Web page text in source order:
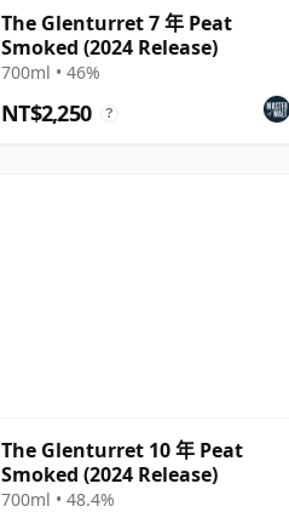
The Glenturret 7 年 Peat
Smoked (2024 Release)
700ml • 46%
NT$2,250 ?
The Glenturret 10 年 Peat
Smoked (2024 Release)
700ml • 48.4%